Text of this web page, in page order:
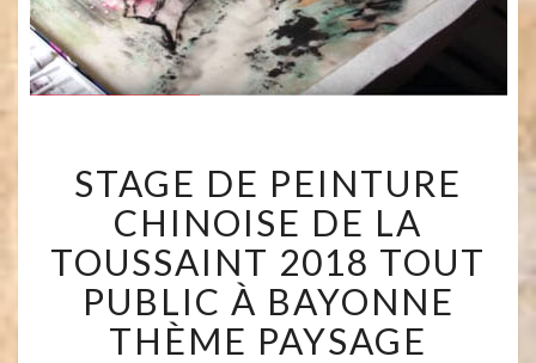
DE
PEINTURE
CHINOISE
DE
LA
TOUSSAINT
2018
TOUT
STAGE DE PEINTURE
CHINOISE DE LA
TOUSSAINT 2018 TOUT
PUBLIC À BAYONNE
THÈME PAYSAGE